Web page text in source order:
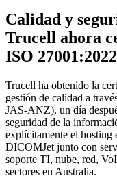
Calidad y
Trucell ahora
ISO 27001:2022
Trucell ha obtenido la
gestión de calidad a
JAS-ANZ), un día
seguridad de la
explícitamente el hosting
DICOMJet junto con
soporte TI, nube, red,
sectores en Australia.